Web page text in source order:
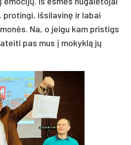
išsilavinę ir labai
Na, o jeigu kam pristigs
pas mus į mokyklą jų